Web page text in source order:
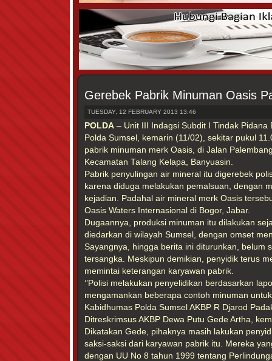
Gerebek Pabrik Minuman Oasis
TUESDAY, 12 FEBRUARY 2013 13:46
POLDA – Unit III Indagsi Subdit I Tindak Pidana
Polda Sumsel, kemarin (11/02), sekitar pukul
pabrik minuman merk Oasis, di Jalan
Kecamatan Talang Kelapa, Banyuasin.
Pabrik penyulingan air mineral itu digerebek
karena diduga melakukan pemalsuan, dengan
kejadian. Padahal air mineral merk Oasis
Oasis Waters Internasional di Bogor, Jabar.
Dugaannya, produksi minuman itu dilakukan
diedarkan di wilayah Sumsel, dengan omset
Sayangnya, hingga berita ini diturunkan, belum
tersangka. Meskipun demikian, penyidik terus
memintai keterangan karyawan pabrik.
‘’Polisi melakukan penyelidikan berdasarkan
mengamankan beberapa contoh minuman
Kabidhumas Polda Sumsel AKBP R Djarod
Ditreskrimsus AKBP Dewa Putu Gede Artha,
Dikatakan Gede, pihaknya masih lakukan
saksi-saksi dari karyawan pabrik itu. Mereka
dengan UU No 8 tahun 1999 tentang